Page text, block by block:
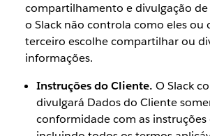
compartilhamento e divulgação
o Slack não controla como eles
terceiro escolhe compartilhar ou
informações.
Instruções do Cliente. O Slack
divulgará Dados do Cliente
conformidade com as instruções